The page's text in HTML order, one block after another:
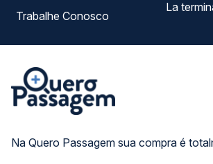
Na Quero Passagem sua compra é
Trabalhe Conosco